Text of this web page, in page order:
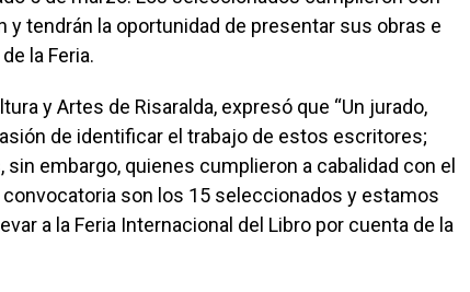
tendrán la oportunidad de presentar sus obras e
la Feria.
y Artes de Risaralda, expresó que “Un jurado,
de identificar el trabajo de estos escritores;
embargo, quienes cumplieron a cabalidad con el
son los 15 seleccionados y estamos
a la Feria Internacional del Libro por cuenta de la